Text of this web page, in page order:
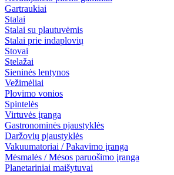
Gartraukiai
Stalai
Stalai su plautuvėmis
Stalai prie indaplovių
Stovai
Stelažai
Sieninės lentynos
Vežimėliai
Plovimo vonios
Spintelės
Virtuvės įranga
Gastronominės pjaustyklės
Daržovių pjaustyklės
Vakuumatoriai / Pakavimo įranga
Mėsmalės / Mėsos paruošimo įranga
Planetariniai maišytuvai